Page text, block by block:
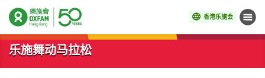
香港乐施会 菜单
开始主要内容
乐施舞动马拉松